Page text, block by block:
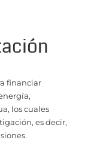
financiar
los cuales
es decir,